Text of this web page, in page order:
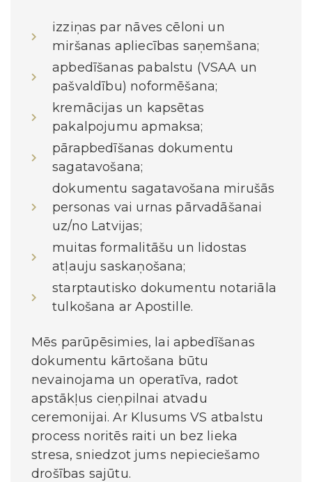
izziņas par nāves cēloni un
miršanas apliecības saņemšana;
apbedīšanas pabalstu (VSAA un
pašvaldību) noformēšana;
kremācijas un kapsētas
pakalpojumu apmaksa;
pārapbedīšanas dokumentu
sagatavošana;
dokumentu sagatavošana mirušās
personas vai urnas pārvadāšanai
uz/no Latvijas;
muitas formalitāšu un lidostas
atļauju saskaņošana;
starptautisko dokumentu notariāla
tulkošana ar Apostille.
Mēs parūpēsimies, lai apbedīšanas
dokumentu kārtošana būtu
nevainojama un operatīva, radot
apstākļus cieņpilnai atvadu
ceremonijai. Ar Klusums VS atbalstu
process noritēs raiti un bez lieka
stresa, sniedzot jums nepieciešamo
drošības sajūtu.